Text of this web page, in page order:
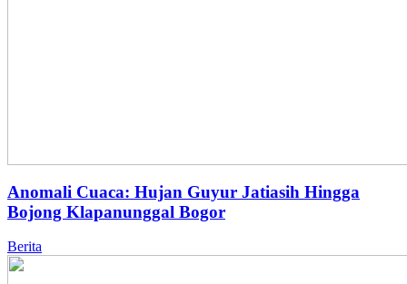
Anomali Cuaca: Hujan Guyur Jatiasih Hingga
Bojong Klapanunggal Bogor
Berita